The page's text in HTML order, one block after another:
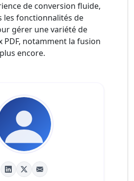
de conversion fluide,
les fonctionnalités de
gérer une variété de
PDF, notamment la fusion
encore.